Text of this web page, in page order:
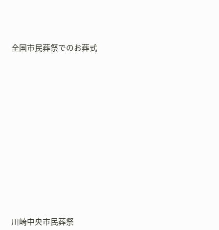
全国市民葬祭でのお葬式
川崎中央市民葬祭